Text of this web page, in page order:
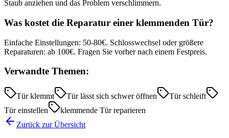
Staub anziehen und das Problem verschlimmern.
Was kostet die Reparatur einer klemmenden Tür?
Einfache Einstellungen: 50-80€. Schlosswechsel oder größere
Reparaturen: ab 100€. Fragen Sie vorher nach einem Festpreis.
Verwandte Themen:
Tür klemmt Tür lässt sich schwer öffnen
Tür schleift
Tür einstellen
klemmende Tür reparieren
Zurück zur Übersicht